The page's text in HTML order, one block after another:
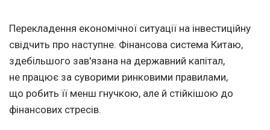
Перекладення економічної ситуації на інвестиційну
свідчить про наступне. Фінансова система Китаю,
здебільшого зав'язана на державний капітал,
не працює за суворими ринковими правилами,
що робить її менш гнучкою, але й стійкішою до
фінансових стресів.